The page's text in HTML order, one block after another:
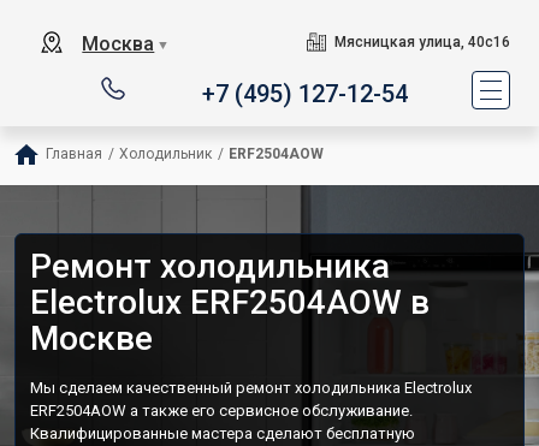
Москва ▼ Мясницкая улица, 40с16
+7 (495) 127-12-54
Главная / Холодильник / ERF2504AOW
Ремонт холодильника
Electrolux ERF2504AOW в
Москве
Мы сделаем качественный ремонт холодильника Electrolux
ERF2504AOW а также его сервисное обслуживание.
Квалифицированные мастера сделают бесплатную